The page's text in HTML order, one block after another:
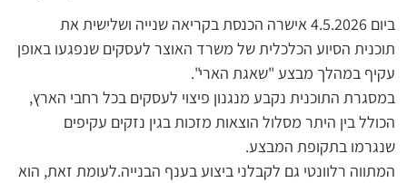
ביום 4.5.2026 אישרה הכנסת בקריאה שנייה ושלישית את
תוכנית הסיוע הכלכלית של משרד האוצר לעסקים שנפגעו באופן
עקיף במהלך מבצע "שאגת הארי".
במסגרת התוכנית נקבע מנגנון פיצוי לעסקים בכל רחבי הארץ,
הכולל בין היתר מסלול הוצאות מזכות בגין נזקים עקיפים
שנגרמו בתקופת המבצע.
המתווה רלוונטי גם לקבלני ביצוע בענף הבנייה.לעומת זאת, הוא